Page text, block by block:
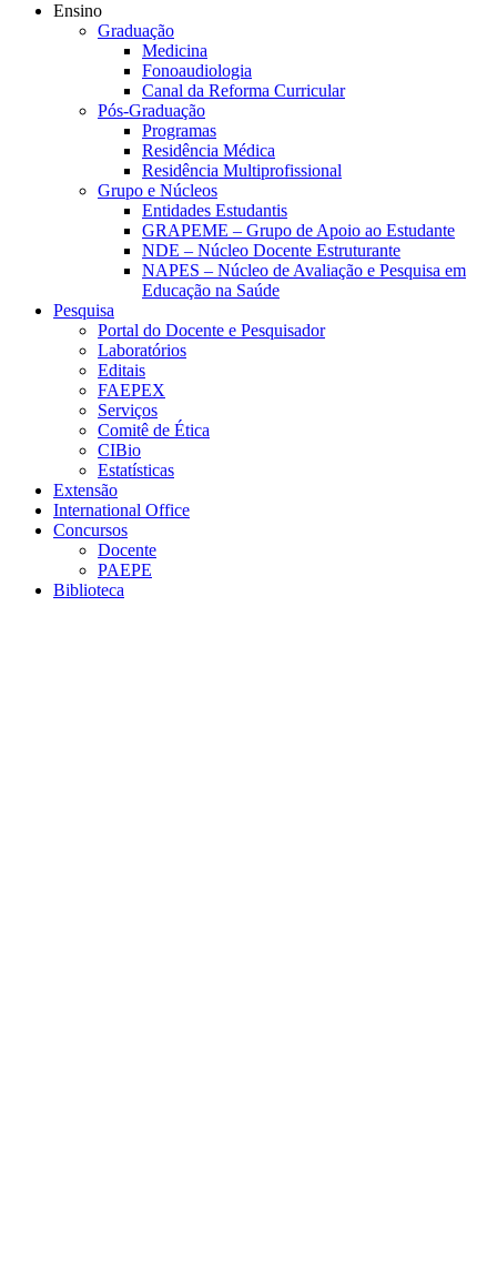
Ensino
Graduação
Medicina
Fonoaudiologia
Canal da Reforma Curricular
Pós-Graduação
Programas
Residência Médica
Residência Multiprofissional
Grupo e Núcleos
Entidades Estudantis
GRAPEME – Grupo de Apoio ao Estudante
NDE – Núcleo Docente Estruturante
NAPES – Núcleo de Avaliação e Pesquisa em
Educação na Saúde
Pesquisa
Portal do Docente e Pesquisador
Laboratórios
Editais
FAEPEX
Serviços
Comitê de Ética
CIBio
Estatísticas
Extensão
International Office
Concursos
Docente
PAEPE
Biblioteca